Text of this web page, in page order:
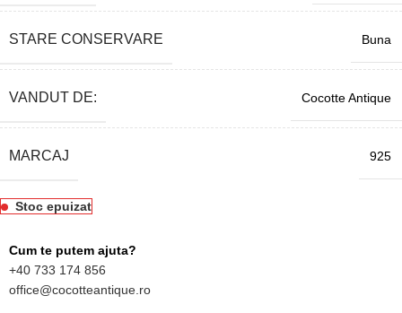
STARE CONSERVARE Buna
VANDUT DE: Cocotte Antique
MARCAJ 925
Stoc epuizat
Cum te putem ajuta?
+40 733 174 856
office@cocotteantique.ro